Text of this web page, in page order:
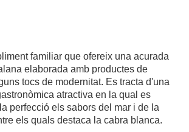
familiar que ofereix una acurada
elaborada amb productes de
tocs de modernitat. Es tracta d'una
atractiva en la qual es
perfecció els sabors del mar i de la
els quals destaca la cabra blanca.